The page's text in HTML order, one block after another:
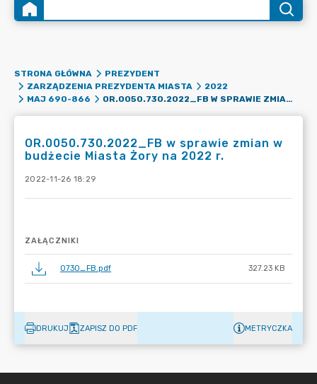
STRONA GŁÓWNA
PREZYDENT
ZARZĄDZENIA PREZYDENTA MIASTA
2022
MAJ 690-866
OR.0050.730.2022_FB W SPRAWIE ZMIAN W BUDŻECIE MIASTA ŻORY NA 2022 R.
OR.0050.730.2022_FB w sprawie zmian w
budżecie Miasta Żory na 2022 r.
2022-11-26 18:29
ZAŁĄCZNIKI
0730_FB.pdf 327.23 KB
DRUKUJ ZAPISZ DO PDF METRYCZKA